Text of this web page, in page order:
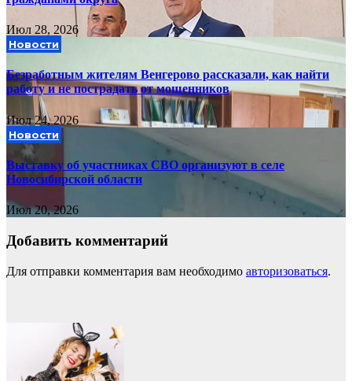
Июл 28, 2026
Новости
Безработным жителям Венгерово рассказали, как найти
работу и не пострадать от мошенников
Июл 24, 2026
Новости
Выставку об участниках СВО организуют в селе
Новосибирской области
Июл 20, 2026
Добавить комментарий
Для отправки комментария вам необходимо авторизоваться.